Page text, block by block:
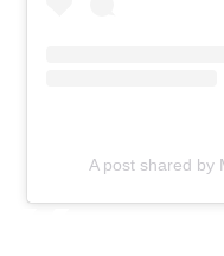
A post shared by